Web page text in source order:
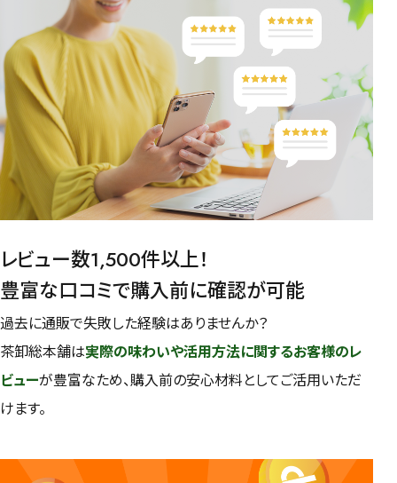
レビュー数1,500件以上！
豊富な口コミで購入前に確認が可能
過去に通販で失敗した経験はありませんか？
茶卸総本舗は実際の味わいや活用方法に関するお客様のレ
ビューが豊富なため、購入前の安心材料としてご活用いただ
けます。